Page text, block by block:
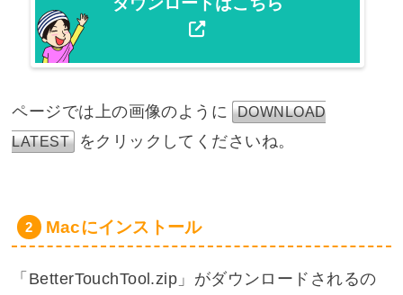
ページでは上の画像のように
DOWNLOAD
LATEST
をクリックしてくださいね。
Macにインストール
「BetterTouchTool.zip」がダウンロードされるの